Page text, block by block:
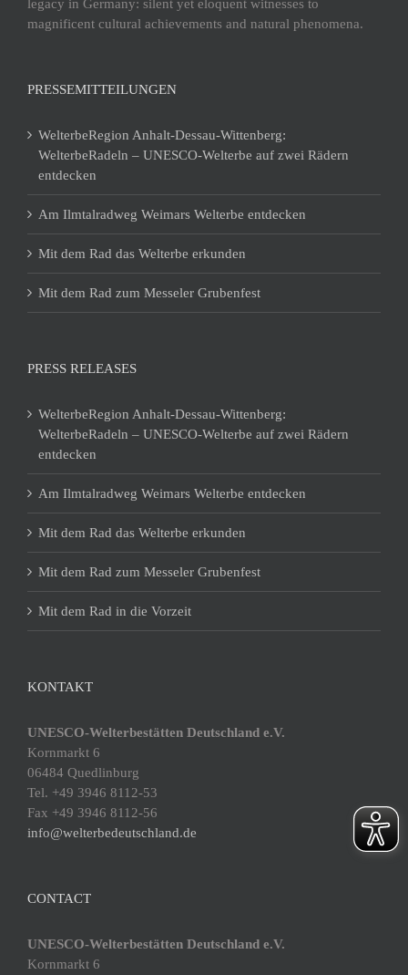
legacy in Germany: silent yet eloquent witnesses to
magnificent cultural achievements and natural phenomena.
PRESSEMITTEILUNGEN
WelterbeRegion Anhalt-Dessau-Wittenberg:
WelterbeRadeln – UNESCO-Welterbe auf zwei Rädern
entdecken
Am Ilmtalradweg Weimars Welterbe entdecken
Mit dem Rad das Welterbe erkunden
Mit dem Rad zum Messeler Grubenfest
PRESS RELEASES
WelterbeRegion Anhalt-Dessau-Wittenberg:
WelterbeRadeln – UNESCO-Welterbe auf zwei Rädern
entdecken
Am Ilmtalradweg Weimars Welterbe entdecken
Mit dem Rad das Welterbe erkunden
Mit dem Rad zum Messeler Grubenfest
Mit dem Rad in die Vorzeit
KONTAKT
UNESCO-Welterbestätten Deutschland e.V.
Kornmarkt 6
06484 Quedlinburg
Tel. +49 3946 8112-53
Fax +49 3946 8112-56
info@welterbedeutschland.de
CONTACT
UNESCO-Welterbestätten Deutschland e.V.
Kornmarkt 6